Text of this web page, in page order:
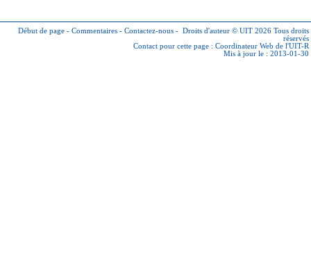
Début de page - Commentaires - Contactez-nous - Droits d'auteur © UIT 2026 Tous droits
réservés
Contact pour cette page : Coordinateur Web de l'UIT-R
Mis à jour le : 2013-01-30